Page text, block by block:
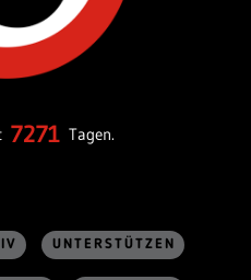
7271 Tagen.
UNTERSTÜTZEN